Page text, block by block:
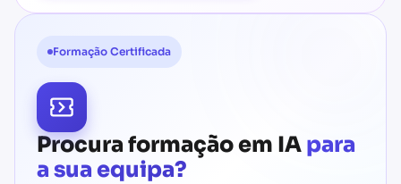
Formação Certificada
Procura formação em IA para
a sua equipa?